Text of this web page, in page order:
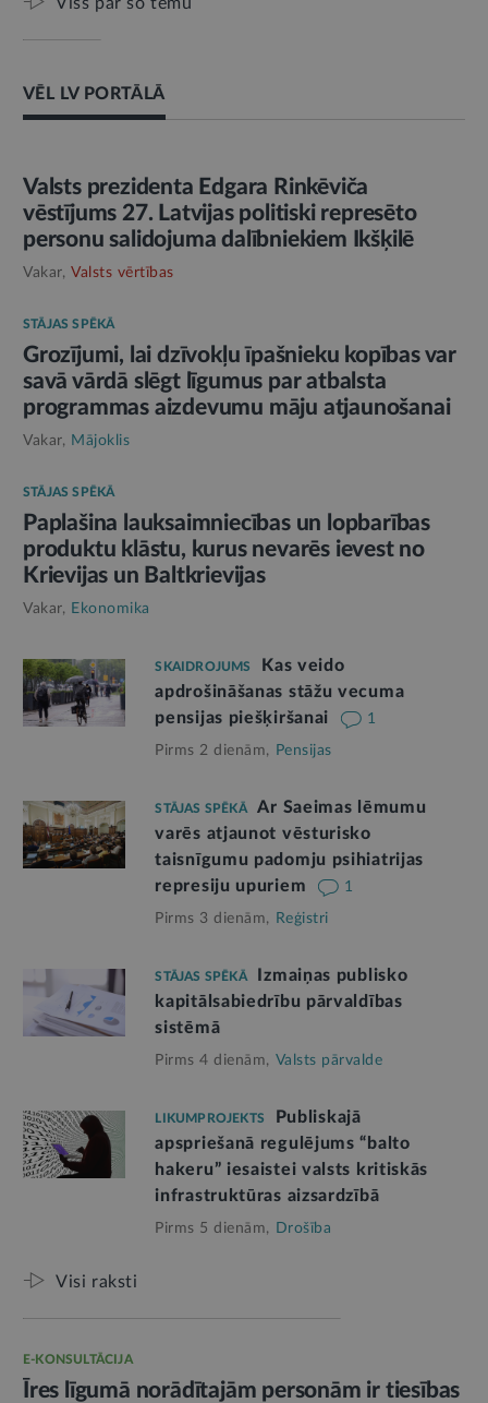
VĒL LV PORTĀLĀ
AMATPERSONAS RUNA
Valsts prezidenta Edgara Rinkēviča
vēstījums 27. Latvijas politiski represēto
personu salidojuma dalībniekiem Ikšķilē
Vakar, Valsts vērtības
STĀJAS SPĒKĀ
Grozījumi, lai dzīvokļu īpašnieku kopības var
savā vārdā slēgt līgumus par atbalsta
programmas aizdevumu māju atjaunošanai
Vakar, Mājoklis
STĀJAS SPĒKĀ
Paplašina lauksaimniecības un lopbarības
produktu klāstu, kurus nevarēs ievest no
Krievijas un Baltkrievijas
Vakar, Ekonomika
SKAIDROJUMS
Kas veido
apdrošināšanas stāžu vecuma
pensijas piešķiršanai
1
Pirms 2 dienām, Pensijas
STĀJAS SPĒKĀ
Ar Saeimas lēmumu
varēs atjaunot vēsturisko
taisnīgumu padomju psihiatrijas
represiju upuriem
1
Pirms 3 dienām, Reģistri
STĀJAS SPĒKĀ
Izmaiņas publisko
kapitālsabiedrību pārvaldības
sistēmā
Pirms 4 dienām, Valsts pārvalde
LIKUMPROJEKTS
Publiskajā
apspriešanā regulējums “balto
hakeru” iesaistei valsts kritiskās
infrastruktūras aizsardzībā
Pirms 5 dienām, Drošība
Visi raksti
E-KONSULTĀCIJA
Īres līgumā norādītajām personām ir tiesības